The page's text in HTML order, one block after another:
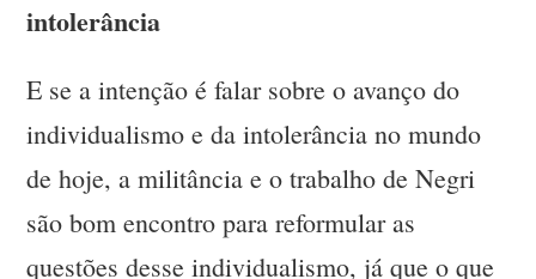
intolerância
E se a intenção é falar sobre o avanço do
individualismo e da intolerância no mundo
de hoje, a militância e o trabalho de Negri
são bom encontro para reformular as
questões desse individualismo, já que o que